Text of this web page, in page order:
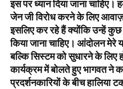
इस पर ध्यान दिया जाना चाहिए।
जेन जी विरोध करने के लिए आवाज़
इसलिए कर रहे हैं क्योंकि उन्हें
किया जाना चाहिए। आंदोलन
बल्कि सिस्टम को सुधारने के लिए
कार्यक्रम में बोलते हुए भागवत ने
प्रदर्शनकारियों के बीच हालिया